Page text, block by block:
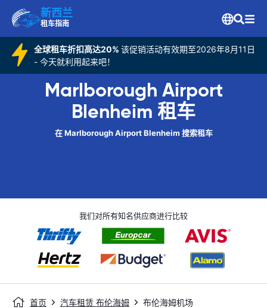
新西兰
租车指南
全球租车折扣高达20% 该促销活动有效期至2026年8月11日
- 今天就利用起来吧！
Marlborough Airport
Blenheim 租车
在 Marlborough Airport Blenheim 搜索租车
我们对所有知名供应商进行比较
首页 汽车租赁 布伦海姆 布伦海姆机场